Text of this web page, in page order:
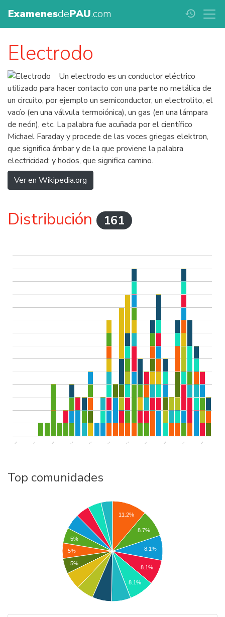
ExamenesdePAU.com history
Electrodo
Un electrodo es un conductor eléctrico
utilizado para hacer contacto con una parte no metálica de
un circuito, por ejemplo un semiconductor, un electrolito, el
vacío (en una válvula termoiónica), un gas (en una lámpara
de neón), etc. La palabra fue acuñada por el científico
Michael Faraday y procede de las voces griegas elektron,
que significa ámbar y de la que proviene la palabra
electricidad; y hodos, que significa camino.
Ver en Wikipedia.org
Distribución 161
.. .. .. .. .. .. .. .. .. .. ..
Top comunidades
11.2%
8.7%
8.1%
8.1%
8.1%
5%
5%
5%